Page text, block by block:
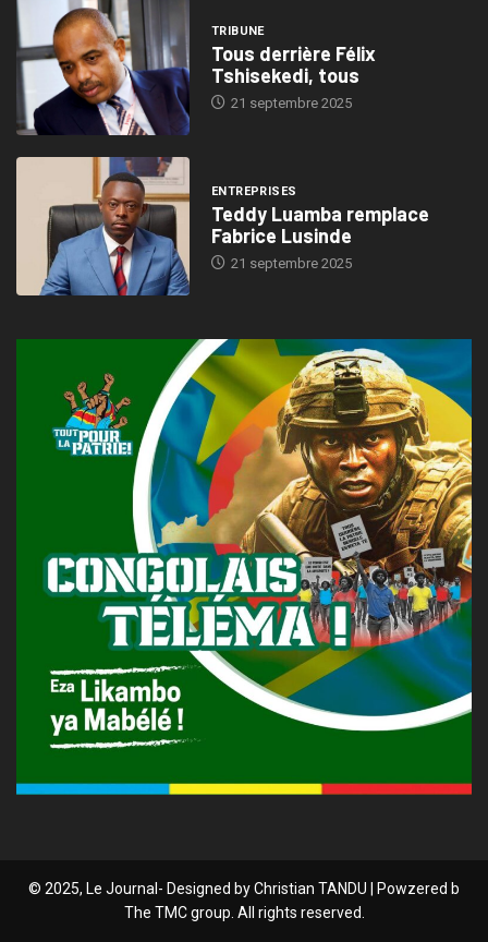
TRIBUNE
Tous derrière Félix
Tshisekedi, tous
21 septembre 2025
ENTREPRISES
Teddy Luamba remplace
Fabrice Lusinde
21 septembre 2025
© 2025, Le Journal- Designed by Christian TANDU | Powzered b
The TMC group. All rights reserved.